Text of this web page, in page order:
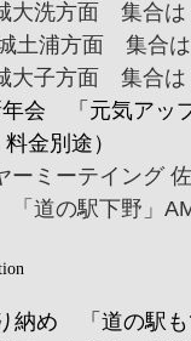
洗方面 集合は
土浦方面 集合
子方面 集合は
年会 「元気アッ
金別途）
ーミーテイング
道の駅下野」
納め 「道の駅も